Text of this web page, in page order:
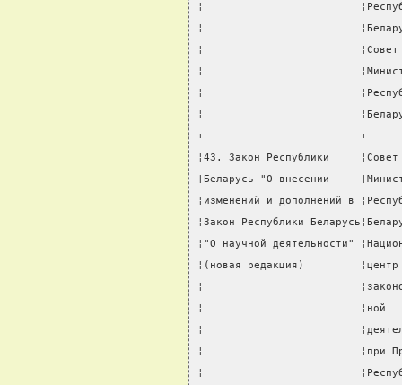
¦
¦
¦
¦
¦
¦
+-------------------------
¦43. Закон Республики
¦Беларусь "О внесении
¦изменений и дополнений в
¦Закон Республики
¦"О научной
¦(новая редакция)
¦
¦
¦
¦                         ¦при
¦